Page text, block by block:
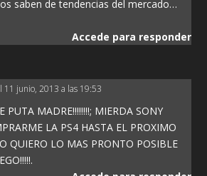
saben de tendencias del mercado…
Accede para responder
11 junio, 2013 a las 19:53
PUTA MADRE!!!!!!!!; MIERDA SONY
LA PS4 HASTA EL PROXIMO
QUIERO LO MAS PRONTO POSIBLE